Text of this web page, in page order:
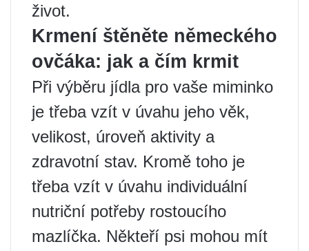
život.
Krmení štěněte německého
ovčáka: jak a čím krmit
Při výběru jídla pro vaše miminko
je třeba vzít v úvahu jeho věk,
velikost, úroveň aktivity a
zdravotní stav. Kromě toho je
třeba vzít v úvahu individuální
nutriční potřeby rostoucího
mazlíčka. Někteří psi mohou mít